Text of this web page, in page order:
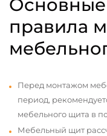
правила
Перед монтажом
период,
мебельного щита в
Мебельный щит